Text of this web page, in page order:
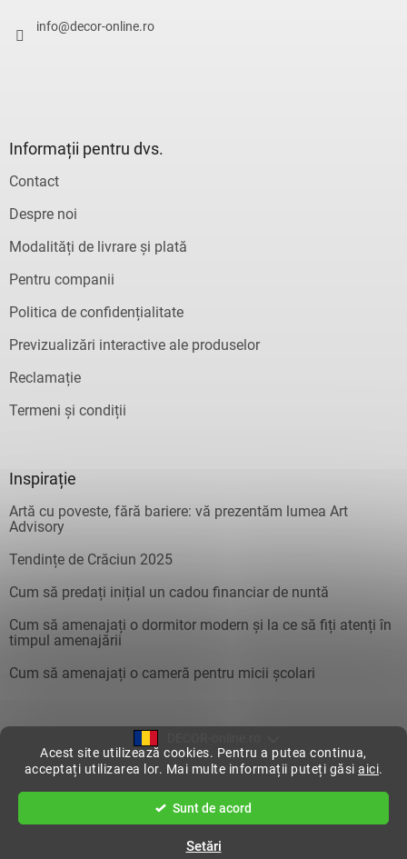
Acest site utilizează cookies. Pentru a putea continua,
acceptați utilizarea lor. Mai multe informații puteți găsi aici.
Sunt de acord
Setări
info@decor-online.ro
Informații pentru dvs.
Contact
Despre noi
Modalități de livrare și plată
Pentru companii
Politica de confidențialitate
Previzualizări interactive ale produselor
Reclamație
Termeni și condiții
Inspirație
Artă cu poveste, fără bariere: vă prezentăm lumea Art
Advisory
Tendințe de Crăciun 2025
Cum să predați inițial un cadou financiar de nuntă
Cum să amenajați o dormitor modern și la ce să fiți atenți în
timpul amenajării
Cum să amenajați o cameră pentru micii școlari